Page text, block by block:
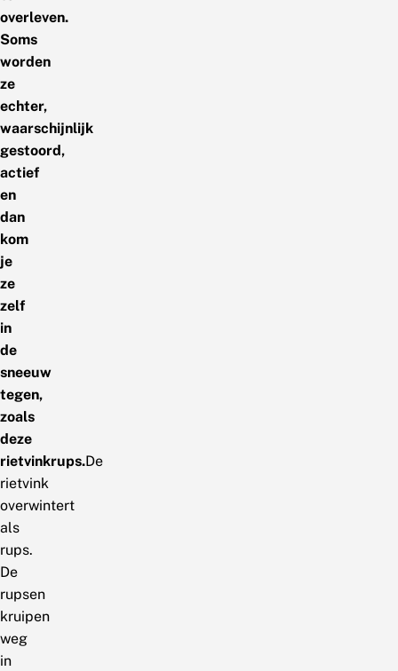
overleven.
Soms
worden
ze
echter,
waarschijnlijk
gestoord,
actief
en
dan
kom
je
ze
zelf
in
de
sneeuw
tegen,
zoals
deze
rietvinkrups.De
rietvink
overwintert
als
rups.
De
rupsen
kruipen
weg
in